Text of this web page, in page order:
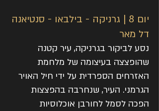
יום 8 | גרניקה - בילבאו - סנטיאנה
דל מאר
נסע לביקור בגרניקה, עיר קטנה
שהופצצה בעיצומה של מלחמת
האזרחים הספרדית על ידי חיל האויר
הגרמני. העיר, שנחרבה בהפצצות
הפכה לסמל לחורבן אוכלוסיות